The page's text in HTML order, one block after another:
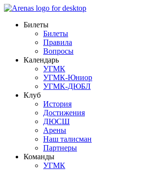
Билеты
Билеты
Правила
Вопросы
Календарь
УГМК
УГМК-Юниор
УГМК-ДЮБЛ
Клуб
История
Достижения
ДЮСШ
Арены
Наш талисман
Партнеры
Команды
УГМК